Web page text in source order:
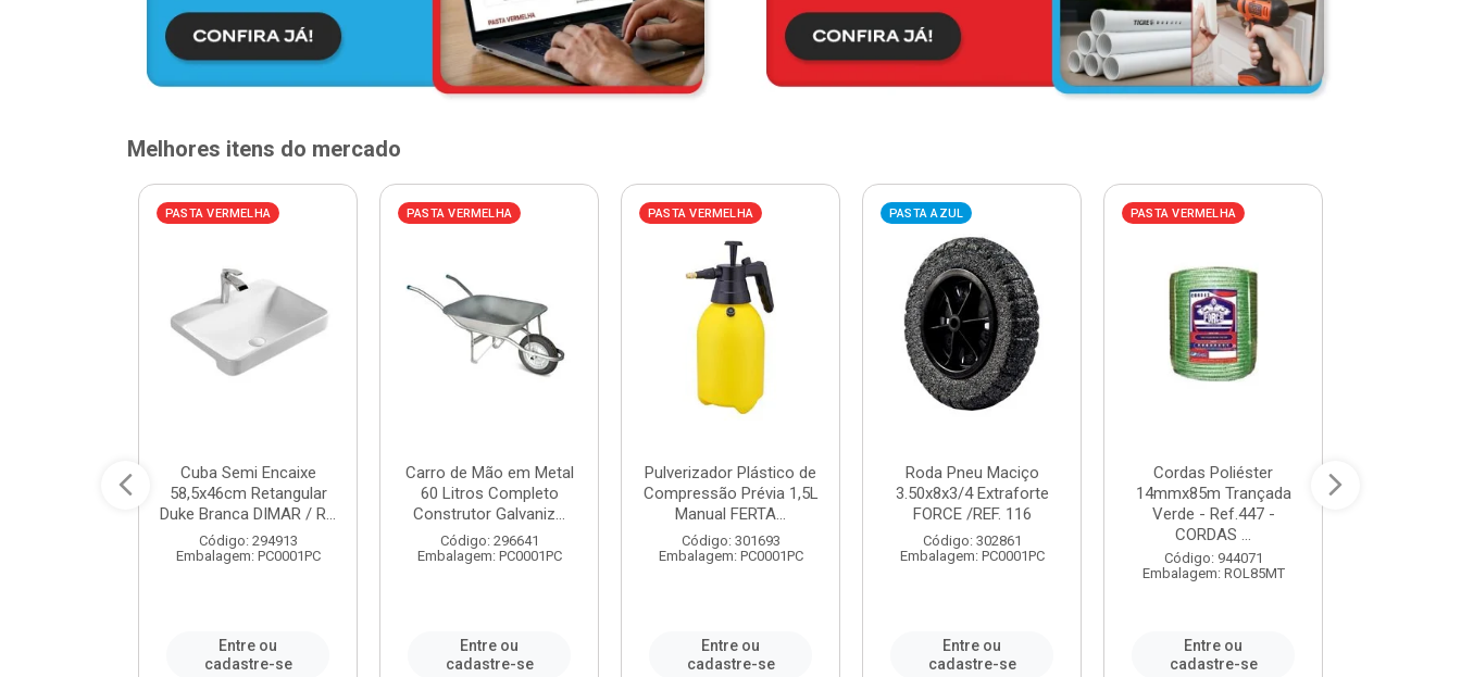
Melhores itens do mercado
PASTA VERMELHA
Cuba Semi Encaixe
58,5x46cm Retangular
Duke Branca DIMAR / R...
Código: 294913
Embalagem: PC0001PC
Entre ou
cadastre-se
PASTA VERMELHA
Carro de Mão em Metal
60 Litros Completo
Construtor Galvaniz...
Código: 296641
Embalagem: PC0001PC
Entre ou
cadastre-se
PASTA VERMELHA
Pulverizador Plástico de
Compressão Prévia 1,5L
Manual FERTA...
Código: 301693
Embalagem: PC0001PC
Entre ou
cadastre-se
PASTA AZUL
Roda Pneu Maciço
3.50x8x3/4 Extraforte
FORCE /REF. 116
Código: 302861
Embalagem: PC0001PC
Entre ou
cadastre-se
PASTA VERMELHA
Cordas Poliéster
14mmx85m Trançada
Verde - Ref.447 -
CORDAS ...
Código: 944071
Embalagem: ROL85MT
Entre ou
cadastre-se